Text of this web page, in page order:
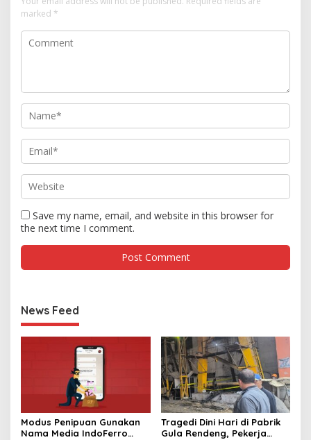
marked *
Save my name, email, and website in this browser for
the next time I comment.
News Feed
Modus Penipuan Gunakan
Nama Media IndoFerro
Tragedi Dini Hari di Pabrik
Gula Rendeng, Pekerja